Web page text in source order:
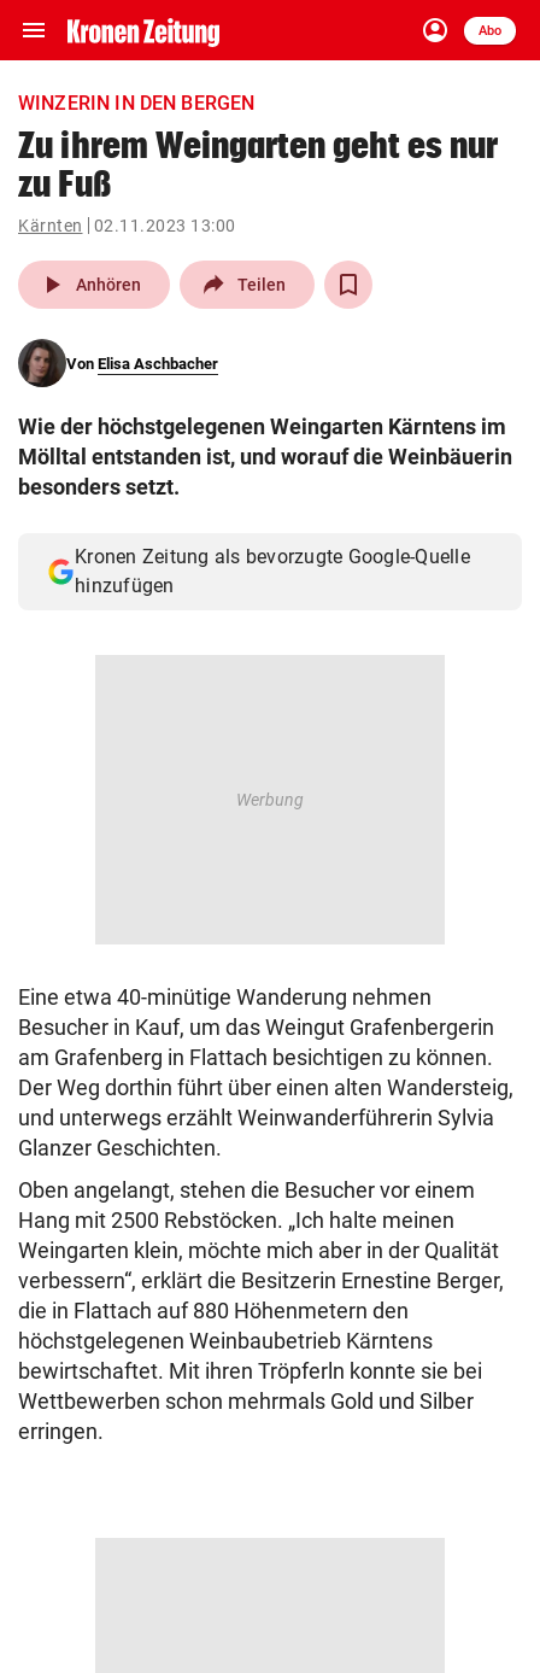
menu Navigation
ein-/ausklappen
account_circle
Anmelden
Abo
close Schließen
account_circle Anmelden
pin_drop
Wien arrow_right
search
eingeben
© Krone Multimedia GmbH & Co KG 2026
Muthgasse 2, 1190 Wien
WINZERIN IN DEN BERGEN
Zu ihrem Weingarten geht es nur
zu Fuß
Kärnten 02.11.2023 13:00
play_arrow Anhören Teilen
Von Elisa Aschbacher
Wie der höchstgelegenen Weingarten Kärntens im
Mölltal entstanden ist, und worauf die Weinbäuerin
besonders setzt.
Kronen Zeitung als bevorzugte Google-Quelle
hinzufügen
Eine etwa 40-minütige Wanderung nehmen
Besucher in Kauf, um das Weingut Grafenbergerin
am Grafenberg in Flattach besichtigen zu können.
Der Weg dorthin führt über einen alten Wandersteig,
und unterwegs erzählt Weinwanderführerin Sylvia
Glanzer Geschichten.
Oben angelangt, stehen die Besucher vor einem
Hang mit 2500 Rebstöcken. „Ich halte meinen
Weingarten klein, möchte mich aber in der Qualität
verbessern“, erklärt die Besitzerin Ernestine Berger,
die in Flattach auf 880 Höhenmetern den
höchstgelegenen Weinbaubetrieb Kärntens
bewirtschaftet. Mit ihren Tröpferln konnte sie bei
Wettbewerben schon mehrmals Gold und Silber
erringen.